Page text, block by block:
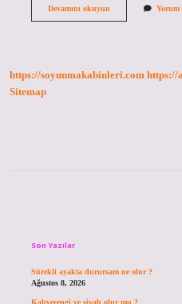
Devamını okuyunAçık
Yorum
https://soyunmakabinleri.com https://
Sitemap
Son Yazılar
Sürekli ayakta durursam ne olur ?
Ağustos 8, 2026
Kahverengi ve siyah olur mu ?